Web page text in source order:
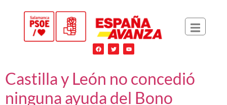
Castilla y León no concedió
ninguna ayuda del Bono